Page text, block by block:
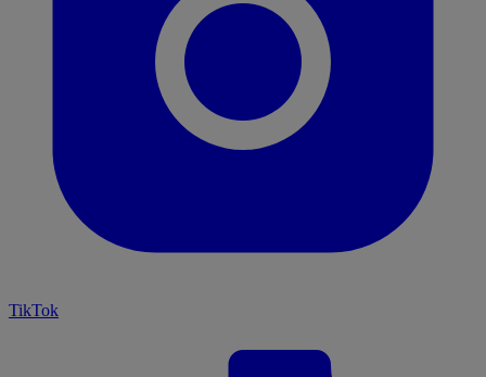
TikTok